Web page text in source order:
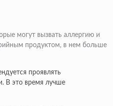
могут вызвать аллергию и
продуктом, в нем больше
проявлять
В это время лучше